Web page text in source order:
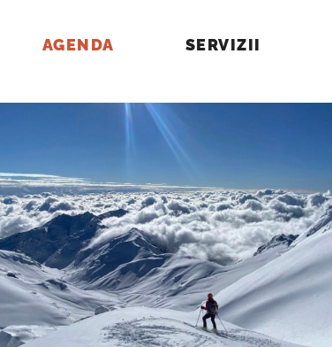
AGENDA SERVIZII